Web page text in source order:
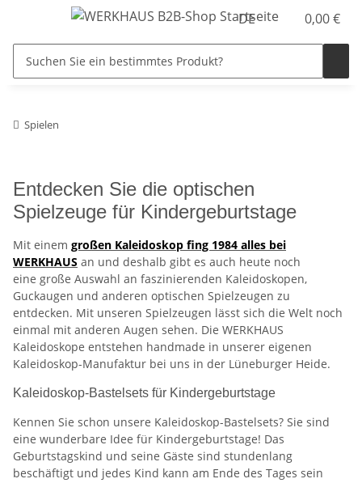
DE 0,00 €
Spielen
Entdecken Sie die optischen
Spielzeuge für Kindergeburtstage
Mit einem großen Kaleidoskop fing 1984 alles bei
WERKHAUS an und deshalb gibt es auch heute noch
eine große Auswahl an faszinierenden Kaleidoskopen,
Guckaugen und anderen optischen Spielzeugen zu
entdecken. Mit unseren Spielzeugen lässt sich die Welt noch
einmal mit anderen Augen sehen. Die WERKHAUS
Kaleidoskope entstehen handmade in unserer eigenen
Kaleidoskop-Manufaktur bei uns in der Lüneburger Heide.
Kaleidoskop-Bastelsets für Kindergeburtstage
Kennen Sie schon unsere Kaleidoskop-Bastelsets? Sie sind
eine wunderbare Idee für Kindergeburtstage! Das
Geburtstagskind und seine Gäste sind stundenlang
beschäftigt und jedes Kind kann am Ende des Tages sein